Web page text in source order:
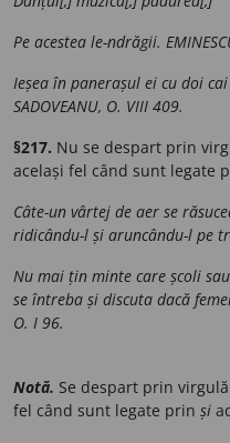
Pe acestea le-ndrăgii.
Ieșea în panerașul ei cu doi
SADOVEANU, O. VIII 409.
§217. Nu se despart prin
același fel când sunt legate
Câte-un vârtej de aer se
ridicându-l și aruncându-l pe
Nu mai țin minte care școli
se întreba și discuta dacă
O. I 96.
Notă. Se despart prin
fel când sunt legate prin și